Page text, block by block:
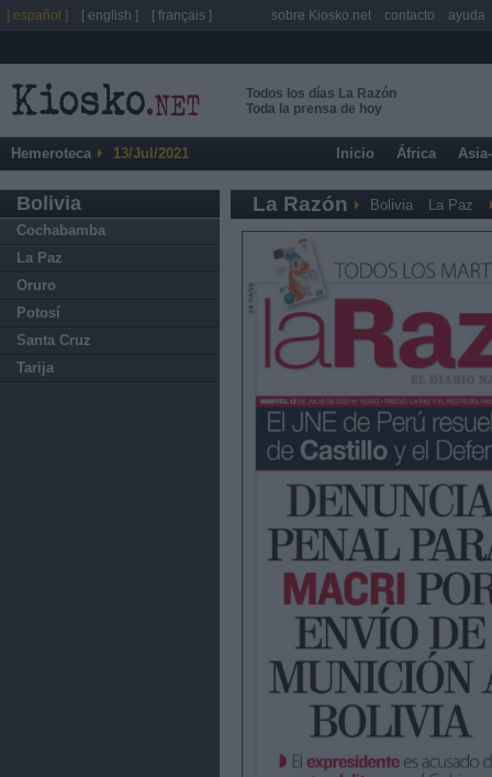
Todos los días La Razón
Toda la prensa de hoy
Hemeroteca 13/Jul/2021 Inicio África
Bolivia
Cochabamba
La Paz
Oruro
Potosí
Santa Cruz
Tarija
La Razón Bolivia La Paz
[ español ] [ english ] [ français ] sobre Kiosko.net contacto ayuda